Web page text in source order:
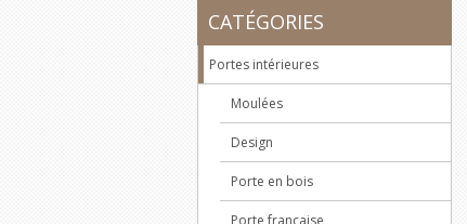
CATÉGORIES
Portes intérieures
Moulées
Design
Porte en bois
Porte française